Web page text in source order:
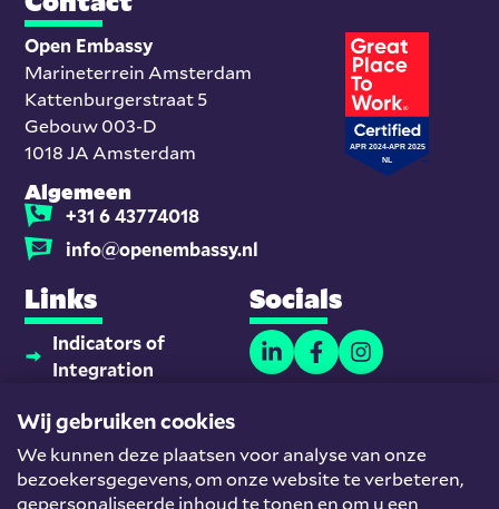
Open Embassy
Marineterrein Amsterdam
Kattenburgerstraat 5
Gebouw 003-D
1018 JA Amsterdam
Algemeen
+31 6 43774018
info@openembassy.nl
Links
Indicators of
Integration
Platform
Nieuwkomers en
Werk
Socials
Wij gebruiken cookies
We kunnen deze plaatsen voor analyse van onze
bezoekersgegevens, om onze website te verbeteren,
gepersonaliseerde inhoud te tonen en om u een